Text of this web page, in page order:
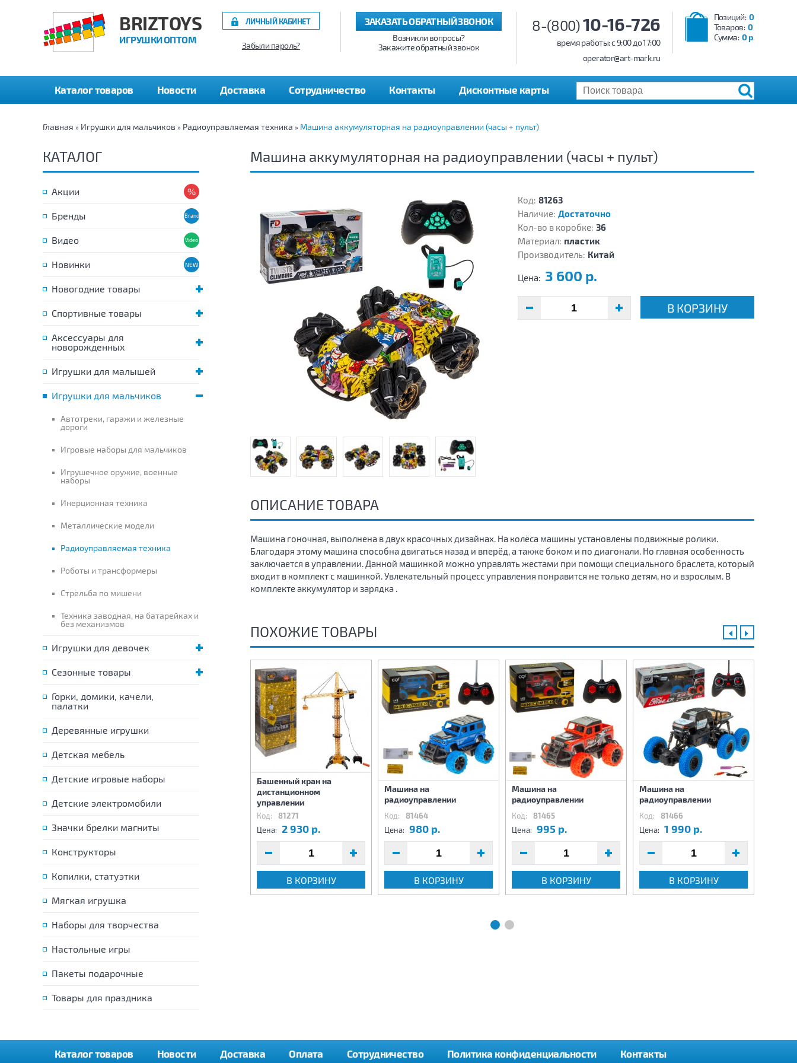
BRIZTOYS
ИГРУШКИ ОПТОМ
Позиций: 0
Товаров: 0
Сумма: 0 р.
8-(800)10-16-726
время работы: c 9:00 до 17:00
operator@art-mark.ru
ЗАКАЗАТЬ ОБРАТНЫЙ ЗВОНОК
Возникли вопросы?
Закажите обратный звонок
ЛИЧНЫЙ КАБИНЕТ
Забыли пароль?
Каталог товаров Новости Доставка Сотрудничество Контакты Дисконтные карты
Главная » Игрушки для мальчиков » Радиоуправляемая техника » Машина аккумуляторная на радиоуправлении (часы + пульт)
КАТАЛОГ
Акции
Бренды
Видео
Новинки
Новогодние товары
Спортивные товары
Аксессуары для
новорожденных
Игрушки для малышей
Игрушки для мальчиков
Автотреки, гаражи и железные
дороги
Игровые наборы для мальчиков
Игрушечное оружие, военные
наборы
Инерционная техника
Металлические модели
Радиоуправляемая техника
Роботы и трансформеры
Стрельба по мишени
Техника заводная, на батарейках и
без механизмов
Игрушки для девочек
Сезонные товары
Горки, домики, качели,
палатки
Деревянные игрушки
Детская мебель
Детские игровые наборы
Детские электромобили
Значки брелки магниты
Конструкторы
Копилки, статуэтки
Мягкая игрушка
Наборы для творчества
Настольные игры
Пакеты подарочные
Товары для праздника
Машина аккумуляторная на радиоуправлении (часы + пульт)
Код: 81263
Наличие: Достаточно
Кол-во в коробке: 36
Материал: пластик
Производитель: Китай
Цена: 3 600 р.
В КОРЗИНУ
ОПИСАНИЕ ТОВАРА
Машина гоночная, выполнена в двух красочных дизайнах. На колёса машины установлены подвижные ролики.
Благодаря этому машина способна двигаться назад и вперёд, а также боком и по диагонали. Но главная особенность
заключается в управлении. Данной машинкой можно управлять жестами при помощи специального браслета, который
входит в комплект с машинкой. Увлекательный процесс управления понравится не только детям, но и взрослым. В
комплекте аккумулятор и зарядка .
ПОХОЖИЕ ТОВАРЫ
радиоуправлении
5 010 р.
В КОРЗИНУ
радиоуправлении
Цена: 5 010 р.
Башенный кран на
дистанционном
управлении
Код: 81271
Цена: 2 930 р.
В КОРЗИНУ
Машина на
радиоуправлении
Код: 81464
Цена: 980 р.
В КОРЗИНУ
Машина на
радиоуправлении
Код: 81465
Цена: 995 р.
В КОРЗИНУ
Машина на
радиоуправлении
Код: 81466
Цена: 1 990 р.
В КОРЗИНУ
Каталог товаров Новости Доставка Оплата Сотрудничество Политика конфиденциальности Контакты